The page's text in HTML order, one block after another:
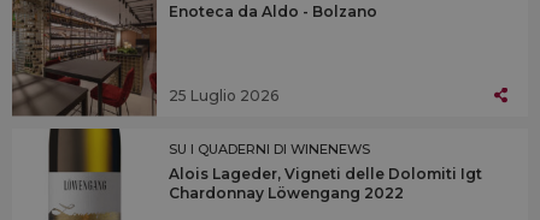
Enoteca da Aldo - Bolzano
25 Luglio 2026
SU I QUADERNI DI WINENEWS
Alois Lageder, Vigneti delle Dolomiti Igt
Chardonnay Löwengang 2022